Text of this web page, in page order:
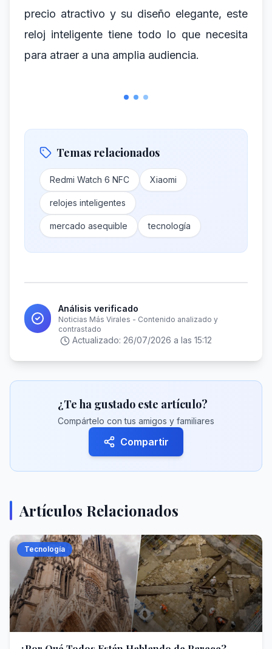
precio atractivo y su diseño elegante, este
reloj inteligente tiene todo lo que necesita
para atraer a una amplia audiencia.
Temas relacionados
Redmi Watch 6 NFC Xiaomi
relojes inteligentes
mercado asequible tecnología
Análisis verificado
Noticias Más Virales - Contenido analizado y
contrastado
Actualizado: 26/07/2026 a las 15:12
¿Te ha gustado este artículo?
Compártelo con tus amigos y familiares
Compartir
Artículos Relacionados
Tecnología